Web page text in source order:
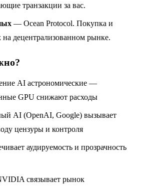
транзакции за вас.
— Ocean Protocol. Покупка и
децентрализованном рынке.
AI астрономические —
GPU снижают расходы
AI (OpenAI, Google) вызывает
цензуры и контроля
аудируемость и прозрачность
связывает рынок